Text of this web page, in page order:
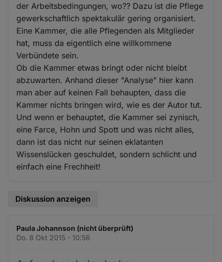
der Arbeitsbedingungen, wo?? Dazu ist die Pflege
gewerkschaftlich spektakulär gering organisiert.
Eine Kammer, die alle Pflegenden als Mitglieder
hat, muss da eigentlich eine willkommene
Verbündete sein.
Ob die Kammer etwas bringt oder nicht bleibt
abzuwarten. Anhand dieser "Analyse" hier kann
man aber auf keinen Fall behaupten, dass die
Kammer nichts bringen wird, wie es der Autor tut.
Und wenn er behauptet, die Kammer sei zynisch,
eine Farce, Hohn und Spott und was nicht alles,
dann ist das nicht nur seinen eklatanten
Wissenslücken geschuldet, sondern schlicht und
einfach eine Frechheit!
Diskussion anzeigen
Paula Johannson (nicht überprüft)
Do. 8 Okt 2015 - 10:56